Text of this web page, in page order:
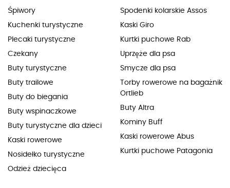
Śpiwory
Kuchenki turystyczne
Plecaki turystyczne
Czekany
Buty turystyczne
Buty trailowe
Buty do biegania
Buty wspinaczkowe
Buty turystyczne dla dzieci
Kaski rowerowe
Nosidełko turystyczne
Odzież dziecięca
Spodenki kolarskie Assos
Kaski Giro
Kurtki puchowe Rab
Uprzęże dla psa
Smycze dla psa
Torby rowerowe na bagażnik
Ortlieb
Buty Altra
Kominy Buff
Kaski rowerowe Abus
Kurtki puchowe Patagonia